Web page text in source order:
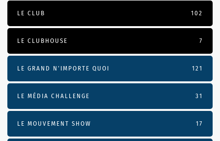
LE CLUB 102
LE CLUBHOUSE 7
LE GRAND N’IMPORTE QUOI 121
LE MÉDIA CHALLENGE 31
LE MOUVEMENT SHOW 17